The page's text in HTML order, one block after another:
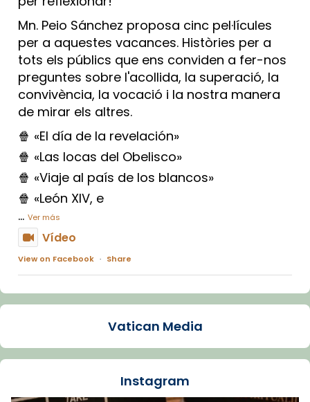
Mn. Peio Sánchez proposa cinc pel·lícules
per a aquestes vacances. Històries per a
tots els públics que ens conviden a fer-nos
preguntes sobre l'acollida, la superació, la
convivència, la vocació i la nostra manera
de mirar els altres.
🍿 «El día de la revelación»
🍿 «Las locas del Obelisco»
🍿 «Viaje al país de los blancos»
🍿 «León XIV, e
... Ver más
Vídeo
View on Facebook · Share
Arquebisbat de Barcelona
La Carmina va patir depressió. Fa gairebé
dos mesos, a l'Estadi Lluís Companys, la
Vatican Media
Instagram